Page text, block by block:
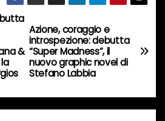
Azione, coraggio e
introspezione: debutta
“Super Madness”, il
nuovo graphic novel di
Stefano Labbia
&